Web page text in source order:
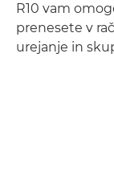
R10 vam
prenesete v
urejanje in